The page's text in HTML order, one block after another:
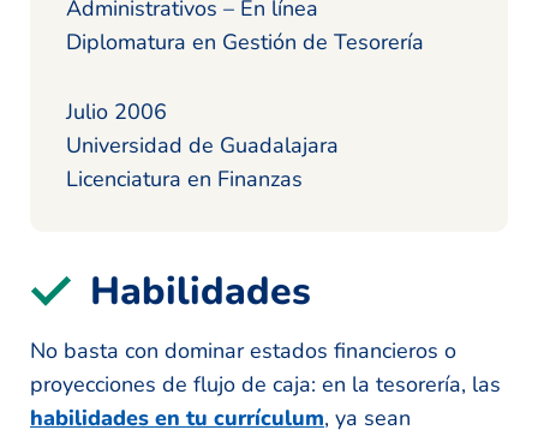
Administrativos – En línea
Diplomatura en Gestión de Tesorería
Julio 2006
Universidad de Guadalajara
Licenciatura en Finanzas
Habilidades
No basta con dominar estados financieros o
proyecciones de flujo de caja: en la tesorería, las
habilidades en tu currículum, ya sean